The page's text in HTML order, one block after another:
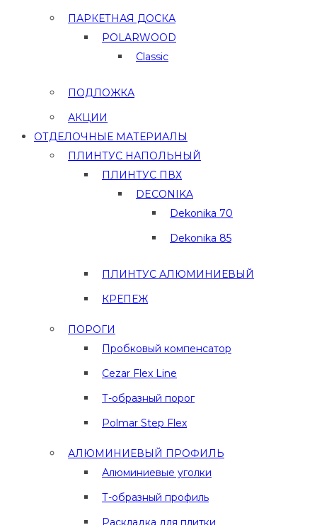
ПАРКЕТНАЯ ДОСКА
POLARWOOD
Classic
ПОДЛОЖКА
АКЦИИ
ОТДЕЛОЧНЫЕ МАТЕРИАЛЫ
ПЛИНТУС НАПОЛЬНЫЙ
ПЛИНТУС ПВХ
DECONIKA
Dekonika 70
Dekonika 85
ПЛИНТУС АЛЮМИНИЕВЫЙ
КРЕПЕЖ
ПОРОГИ
Пробковый компенсатор
Cezar Flex Line
Т-образный порог
Polmar Step Flex
АЛЮМИНИЕВЫЙ ПРОФИЛЬ
Алюминиевые уголки
Т-образный профиль
Раскладка для плитки